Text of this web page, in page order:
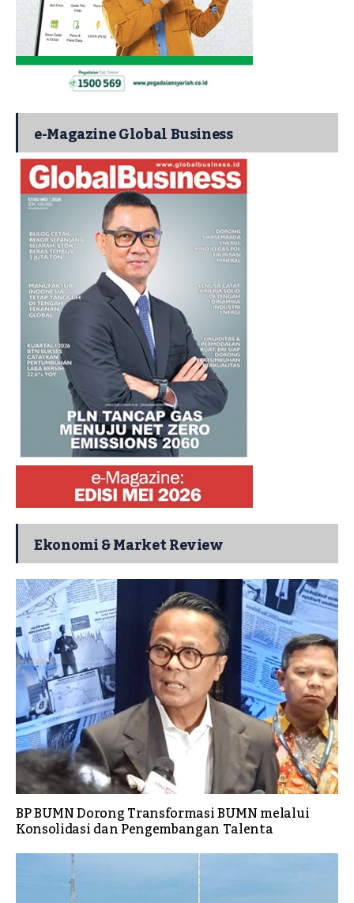
e-Magazine Global Business
Ekonomi & Market Review
BP BUMN Dorong Transformasi BUMN melalui
Konsolidasi dan Pengembangan Talenta